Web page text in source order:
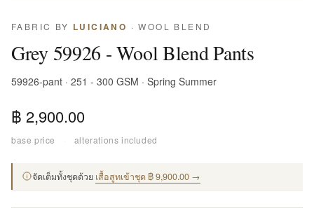
FABRIC BY LUICIANO · WOOL BLEND
Grey 59926 - Wool Blend Pants
59926-pant · 251 - 300 GSM · Spring Summer
฿ 2,900.00
base price · alterations included
จัดเต็มทั้งชุดด้วย เสื้อสูทเข้าชุด ฿ 9,900.00 →